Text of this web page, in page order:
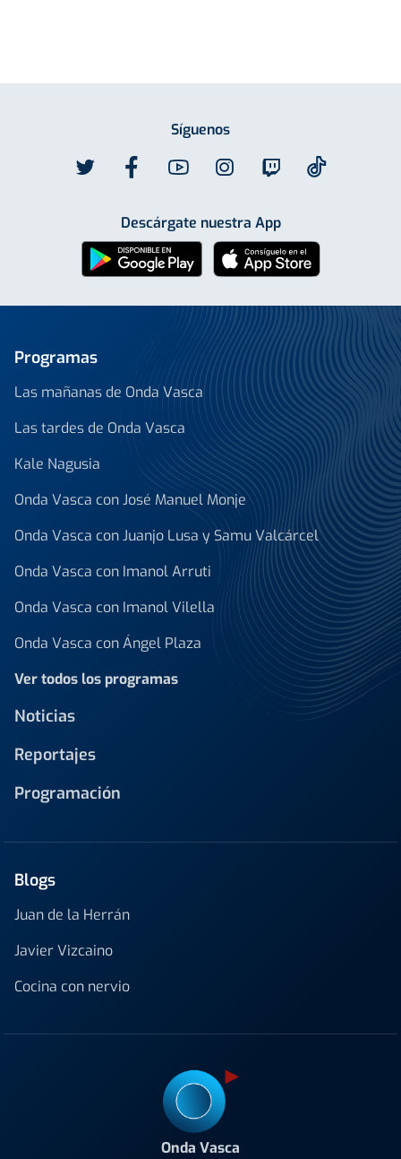
Síguenos
Descárgate nuestra App
Programas
Las mañanas de Onda Vasca
Las tardes de Onda Vasca
Kale Nagusia
Onda Vasca con José Manuel Monje
Onda Vasca con Juanjo Lusa y Samu Valcárcel
Onda Vasca con Imanol Arruti
Onda Vasca con Imanol Vilella
Onda Vasca con Ángel Plaza
Ver todos los programas
Noticias
Reportajes
Programación
Blogs
Juan de la Herrán
Javier Vizcaino
Cocina con nervio
Onda Vasca